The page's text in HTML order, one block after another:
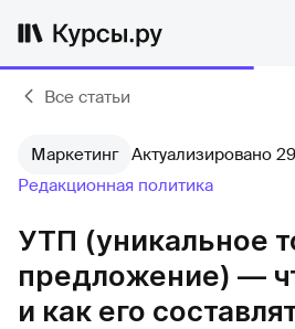
Все статьи
Маркетинг Актуализировано
Редакционная политика
УТП (уникальное
предложение) —
и как его